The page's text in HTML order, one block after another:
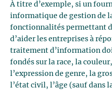
À titre d’exemple, si un
informatique de gestion de
fonctionnalités permettant
d’aider les entreprises à
traitement d’information
fondés sur la race, la
l’expression de genre, la
l’état civil, l’âge (sauf dans